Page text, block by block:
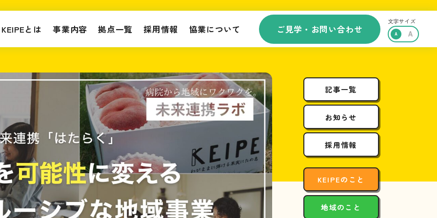
KEIPEとは 事業内容 拠点一覧 採用情報 協業について ご見学・お問い合わせ
文字サイズ
記事一覧
お知らせ
採用情報
KEIPEのこと
地域のこと